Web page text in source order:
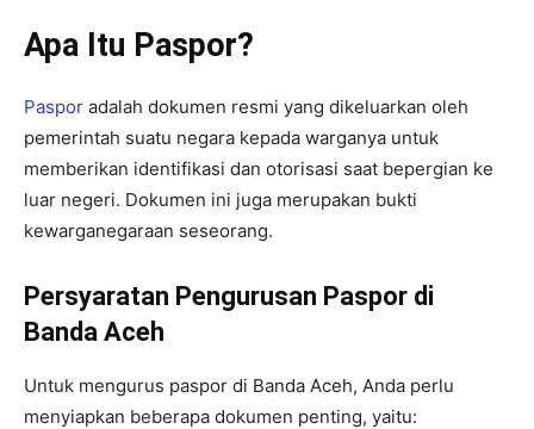
Apa Itu Paspor?
Paspor adalah dokumen resmi yang dikeluarkan oleh
pemerintah suatu negara kepada warganya untuk
memberikan identifikasi dan otorisasi saat bepergian ke
luar negeri. Dokumen ini juga merupakan bukti
kewarganegaraan seseorang.
Persyaratan Pengurusan Paspor di
Banda Aceh
Untuk mengurus paspor di Banda Aceh, Anda perlu
menyiapkan beberapa dokumen penting, yaitu: